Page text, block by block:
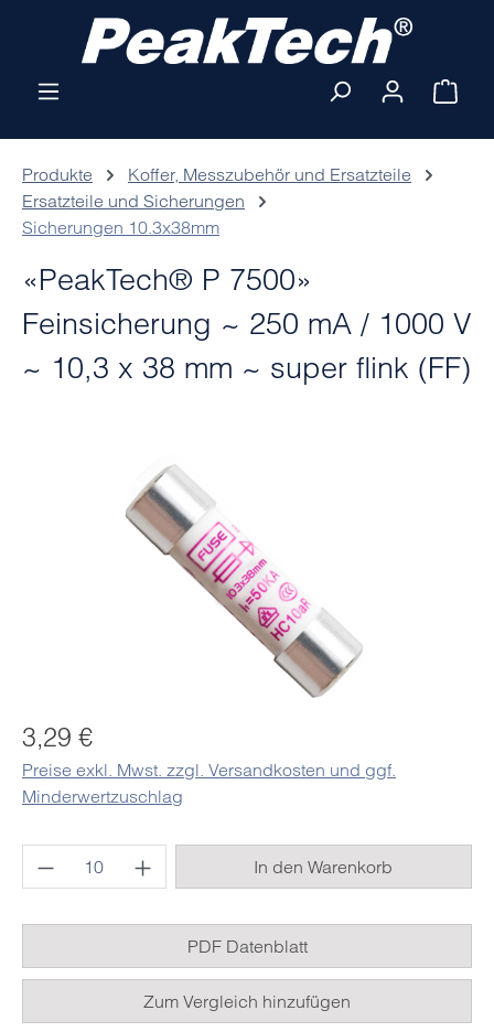
Zum Hauptinhalt springen
Produkte
Koffer, Messzubehör und Ersatzteile
Ersatzteile und Sicherungen
Sicherungen 10.3x38mm
«PeakTech® P 7500»
Feinsicherung ~ 250 mA / 1000 V
~ 10,3 x 38 mm ~ super flink (FF)
Bildergalerie überspringen
Regulärer Preis:
3,29 €
Preise exkl. Mwst. zzgl. Versandkosten und ggf.
Minderwertzuschlag
Produkt Anzahl: Gib den gewünschten
In den Warenkorb
PDF Datenblatt
Zum Vergleich hinzufügen